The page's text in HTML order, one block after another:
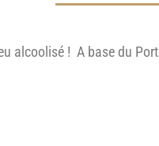
alcoolisé ! A base du